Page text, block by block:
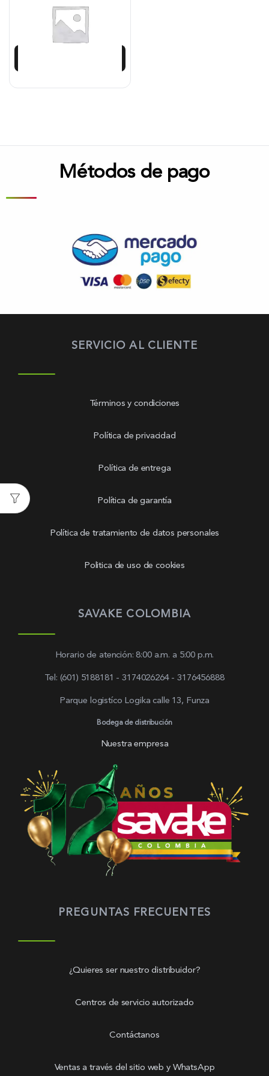
$5.098.375
$ 4.588.538
Métodos de pago
SERVICIO AL CLIENTE
Términos y condiciones
Política de privacidad
Política de entrega
Política de garantía
Política de tratamiento de datos personales
Politica de uso de cookies
SAVAKE COLOMBIA
Horario de atención: 8:00 a.m. a 5:00 p.m.
Tel: (601) 5188181 - 3174026264 - 3176456888
Parque logistíco Logika calle 13, Funza
Bodega de distribución
Nuestra empresa
PREGUNTAS FRECUENTES
¿Quieres ser nuestro distribuidor?
Centros de servicio autorizado
Contáctanos
Ventas a través del sitio web y WhatsApp